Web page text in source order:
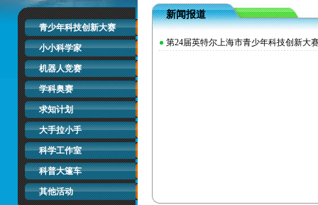
青少年科技创新大赛
小小科学家
机器人竞赛
学科奥赛
求知计划
大手拉小手
科学工作室
科普大篷车
其他活动
新闻报道
第24届英特尔上海市青少年科技创新大